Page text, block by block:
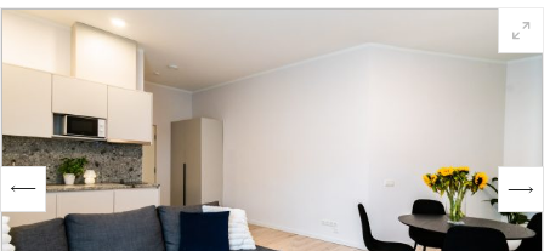
JAUNUMI
ĪPAŠUMI
PAKALPOJUMI
UZTURĒŠANĀS ATĻAUJA